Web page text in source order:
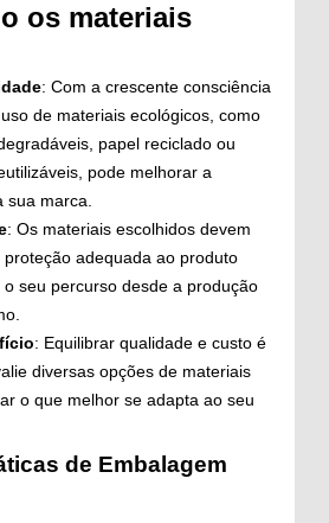
os materiais
: Com a crescente consciência
de materiais ecológicos, como
papel reciclado ou
pode melhorar a
sua marca.
: Os materiais escolhidos devem
proteção adequada ao produto
seu percurso desde a produção
: Equilibrar qualidade e custo é
diversas opções de materiais
o que melhor se adapta ao seu
de Embalagem